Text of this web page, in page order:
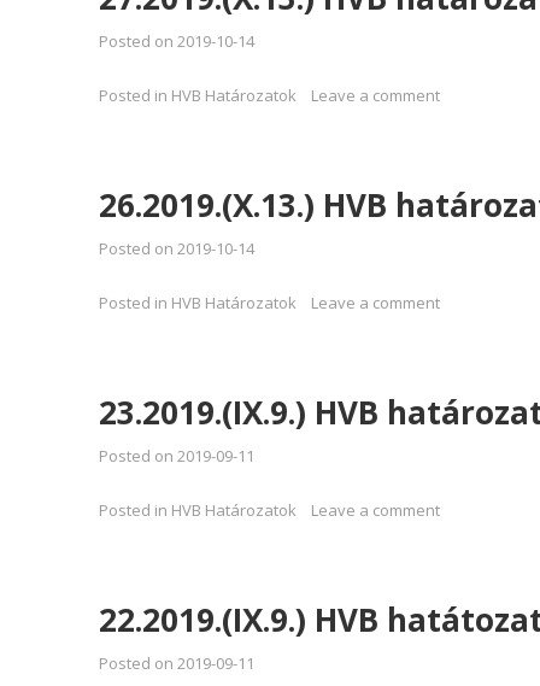
Posted on 2019-10-14
Posted in HVB Határozatok Leave a comment
26.2019.(X.13.) HVB
Posted on 2019-10-14
Posted in HVB Határozatok Leave a comment
23.2019.(IX.9.) HVB
Posted on 2019-09-11
Posted in HVB Határozatok Leave a comment
22.2019.(IX.9.) HVB
Posted on 2019-09-11